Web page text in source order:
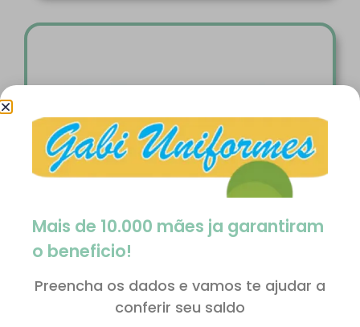
Kit Educação de Jovens e Adultos (EJA) e
Movimento de Alfabetização de Jovens e
Mais de 10.000 mães ja garantiram
o beneficio!
Preencha os dados e vamos te ajudar a
conferir seu saldo